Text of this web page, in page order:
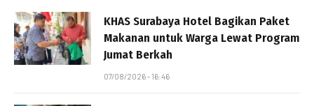
KHAS Surabaya Hotel Bagikan Paket
Makanan untuk Warga Lewat Program
Jumat Berkah
07/08/2026 - 16:46